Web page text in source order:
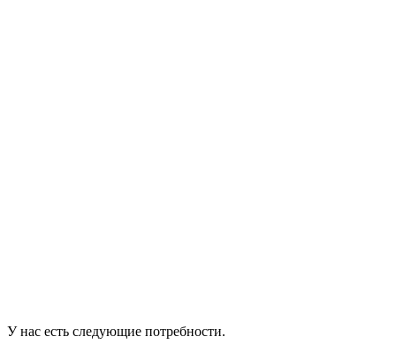
У нас есть следующие потребности.